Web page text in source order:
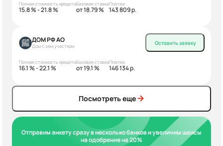
Полная стоимость кредита
15.8 % - 21.8 %
Базовая ставка
от 18.79 %
Платеж
143 809 р.
ДОМ РФ АО
Дом с зем.участком
Полная стоимость кредита
16.1 % - 22.1 %
Базовая ставка
от 19.1 %
Платеж
146 134 р.
Оставить заявку
Посмотреть еще
Отправим анкету сразу в несколько банков и увеличим шансы
на одобрение на 20%